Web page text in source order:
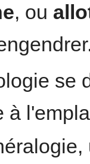
, ou
se
à